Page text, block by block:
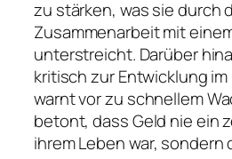
zu stärken, was sie durch
Zusammenarbeit mit
unterstreicht. Darüber
kritisch zur Entwicklung
warnt vor zu schnellem
betont, dass Geld nie ein
ihrem Leben war, sondern